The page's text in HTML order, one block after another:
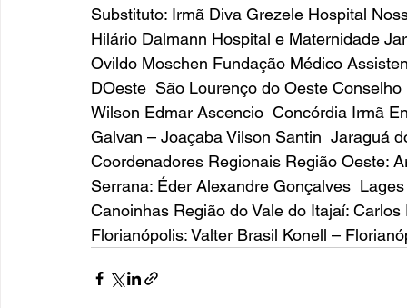
Substituto: Irmã Diva Grezele Hospital
Hilário Dalmann Hospital e Maternidade
Ovildo Moschen Fundação Médico
DOeste  São Lourenço do Oeste
Wilson Edmar Ascencio  Concórdia Irmã
Galvan – Joaçaba Vilson Santin  Jaraguá
Coordenadores Regionais Região Oeste:
Serrana: Éder Alexandre Gonçalves 
Canoinhas Região do Vale do Itajaí:
Florianópolis: Valter Brasil Konell –